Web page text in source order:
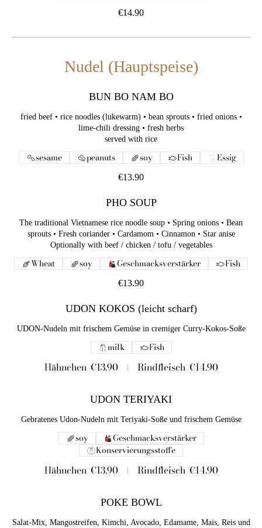
€14.90
Nudel (Hauptspeise)
BUN BO NAM BO
fried beef • rice noodles (lukewarm) • bean sprouts • fried onions •
lime-chili dressing • fresh herbs
served with rice
€13.90
sesame peanuts soy Fish Essig
PHO SOUP
The traditional Vietnamese rice noodle soup • Spring onions • Bean
sprouts • Fresh coriander • Cardamom • Cinnamon • Star anise
Optionally with beef / chicken / tofu / vegetables
€13.90
Wheat soy Geschmacksverstärker Fish
UDON KOKOS (leicht scharf)
UDON-Nudeln mit frischem Gemüse in cremiger Curry-Kokos-Soße
Hähnchen €13.90 Rindfleisch €14.90
milk Fish
UDON TERIYAKI
Gebratenes Udon-Nudeln mit Teriyaki-Soße und frischem Gemüse
Hähnchen €13.90 Rindfleisch €14.90
soy
Geschmacksverstärker
Konservierungsstoffe
POKE BOWL
Salat-Mix, Mangostreifen, Kimchi, Avocado, Edamame, Mais, Reis und